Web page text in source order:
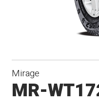
Mirage
MR-